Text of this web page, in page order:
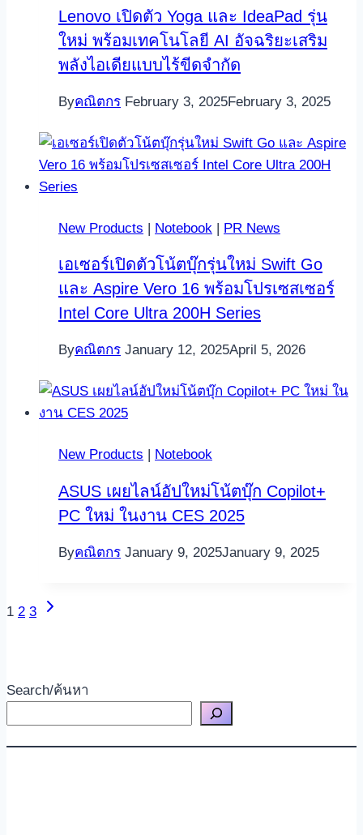
Lenovo เปิดตัว Yoga และ IdeaPad รุ่น
ใหม่ พร้อมเทคโนโลยี AI อัจฉริยะเสริม
พลังไอเดียแบบไร้ขีดจำกัด
Byคณิตกร February 3, 2025February 3, 2025
New Products | Notebook | PR News
เอเซอร์เปิดตัวโน้ตบุ๊กรุ่นใหม่ Swift Go
และ Aspire Vero 16 พร้อมโปรเซสเซอร์
Intel Core Ultra 200H Series
Byคณิตกร January 12, 2025April 5, 2026
New Products Notebook
ASUS เผยไลน์อัปใหม่โน้ตบุ๊ก Copilot+
PC ใหม่ ในงาน CES 2025
Byคณิตกร January 9, 2025January 9, 2025
Page
1 2 3
Next
Search/ค้นหา